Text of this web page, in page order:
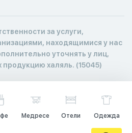
за услуги,
находящимися у нас
уточнять у лиц,
халяль. (15045)
Медресе Отели Одежда